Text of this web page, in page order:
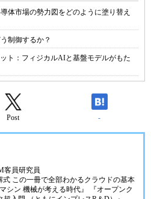
体市場の勢力図をどのように塗り替え
制御するか？
ト：フィジカルAIと基盤モデルがもた
Post -
客員研究員
式 この一冊で全部わかるクラウドの基本
シン 機械が考える時代』
『オープンク